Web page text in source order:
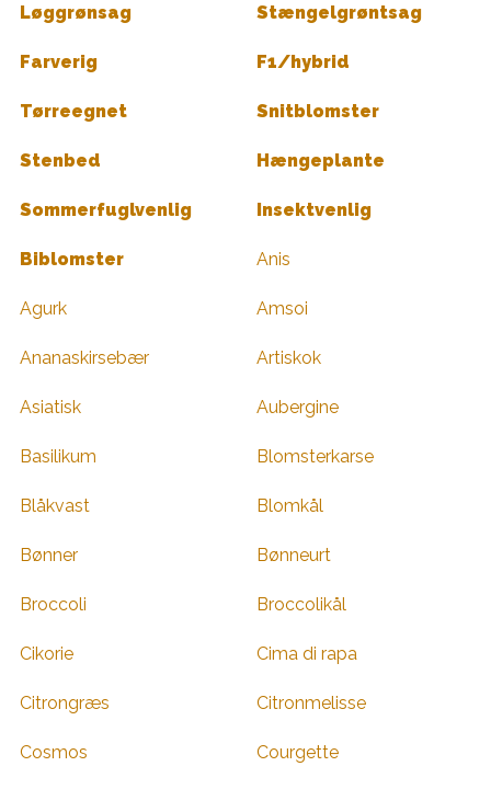
Løggrønsag Stængelgrøntsag
Farverig F1/hybrid
Tørreegnet Snitblomster
Stenbed Hængeplante
Sommerfuglvenlig Insektvenlig
Biblomster Anis
Agurk Amsoi
Ananaskirsebær Artiskok
Asiatisk Aubergine
Basilikum Blomsterkarse
Blåkvast Blomkål
Bønner Bønneurt
Broccoli Broccolikål
Cikorie Cima di rapa
Citrongræs Citronmelisse
Cosmos Courgette